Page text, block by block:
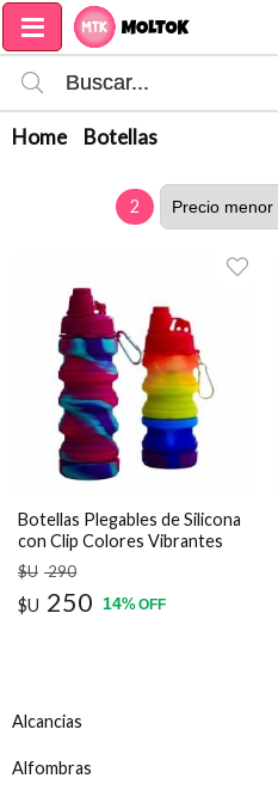
Alcancias
Alfombras
Home Botellas
2
Botellas Plegables de Silicona
con Clip Colores Vibrantes
500 ml
$U 290
$U 250 14%OFF